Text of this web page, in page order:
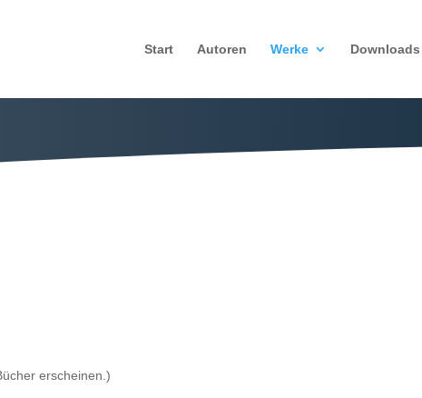
Start Autoren Werke Downloads
erscheinen.)